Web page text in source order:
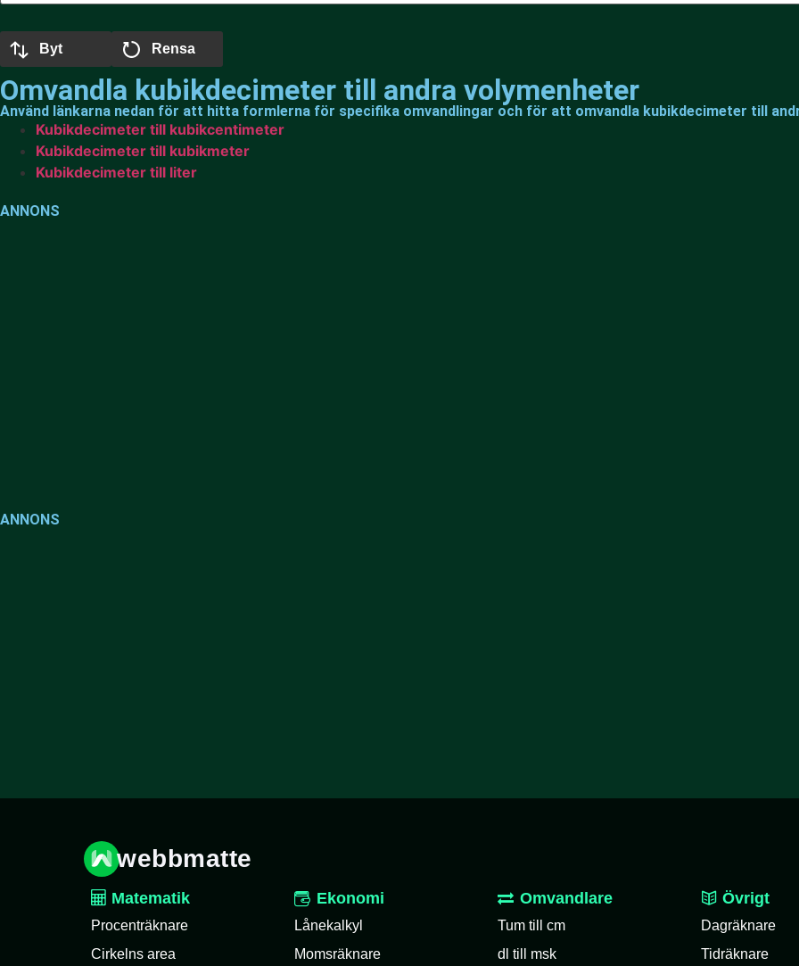
Byt Rensa
Omvandla kubikdecimeter till andra volymenheter
Använd länkarna nedan för att hitta formlerna för specifika omvandlingar och för att omvandla kubikdecimeter till
Kubikdecimeter till kubikcentimeter
Kubikdecimeter till kubikmeter
Kubikdecimeter till liter
ANNONS
ANNONS
webbmatte
Matematik
Procenträknare
Cirkelns area
Ekonomi
Lånekalkyl
Momsräknare
Omvandlare
Tum till cm
dl till msk
Övrigt
Dagräknare
Tidräknare